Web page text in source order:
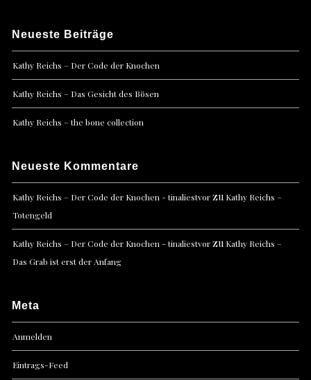
Neueste Beiträge
Kathy Reichs – Der Code der Knochen
Kathy Reichs – Das Gesicht des Bösen
Kathy Reichs – the bone collection
Neueste Kommentare
Kathy Reichs – Der Code der Knochen - tinaliestvorzu Kathy Reichs –
Totengeld
Kathy Reichs – Der Code der Knochen - tinaliestvorzu Kathy Reichs –
Das Grab ist erst der Anfang
Meta
Anmelden
Eintrags-Feed